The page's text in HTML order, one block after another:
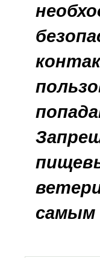
самым